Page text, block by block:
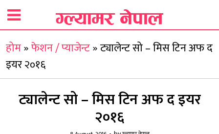
होम»फेशन / प्याजेन्ट»ट्यालेन्ट सो – मिस टिन अफ द
इयर २०१६
ट्यालेन्ट सो – मिस टिन अफ द इयर
२०१६